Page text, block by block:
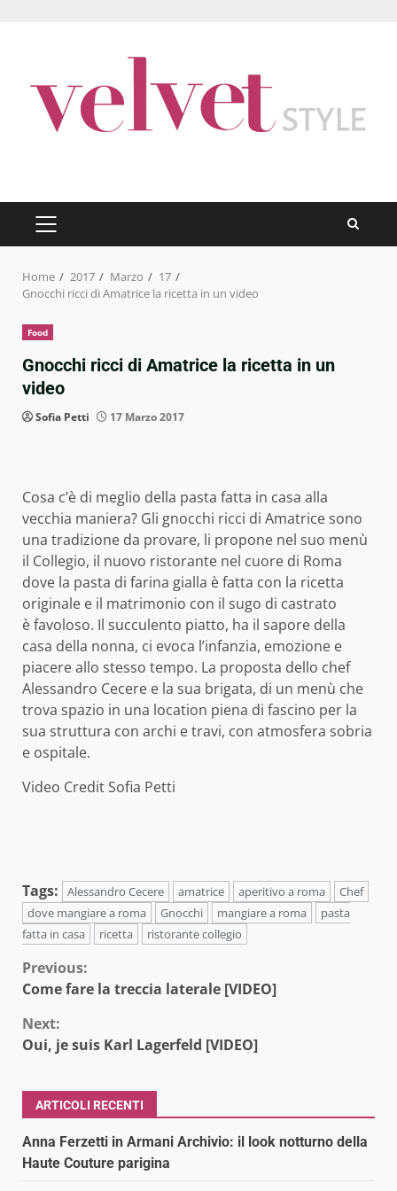
PRIMARY
MENU
Home 2017 Marzo
17
Gnocchi ricci di Amatrice la ricetta in un video
Food
Gnocchi ricci di Amatrice la ricetta in un
video
Sofia Petti 17 Marzo 2017
Cosa c’è di meglio della pasta fatta in casa alla
vecchia maniera? Gli gnocchi ricci di Amatrice sono
una tradizione da provare, li propone nel suo menù
il Collegio, il nuovo ristorante nel cuore di Roma
dove la pasta di farina gialla è fatta con la ricetta
originale e il matrimonio con il sugo di castrato
è favoloso. Il succulento piatto, ha il sapore della
casa della nonna, ci evoca l’infanzia, emozione e
piacere allo stesso tempo. La proposta dello chef
Alessandro Cecere e la sua brigata, di un menù che
trova spazio in una location piena di fascino per la
sua struttura con archi e travi, con atmosfera sobria
e ospitale.
Video Credit Sofia Petti
Tags: Alessandro Cecere amatrice aperitivo a roma
Chef
dove mangiare a roma
Gnocchi mangiare a roma
pasta
fatta in casa
ricetta ristorante collegio
Continue
Previous:
Come fare la treccia laterale [VIDEO]
Next:
Oui, je suis Karl Lagerfeld [VIDEO]
ARTICOLI RECENTI
Anna Ferzetti in Armani Archivio: il look notturno della
Haute Couture parigina